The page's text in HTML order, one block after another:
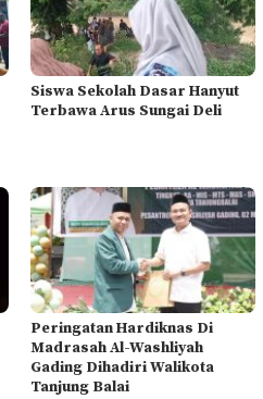
Siswa Sekolah Dasar Hanyut
Terbawa Arus Sungai Deli
Peringatan Hardiknas Di
Madrasah Al-Washliyah
Gading Dihadiri Walikota
Tanjung Balai